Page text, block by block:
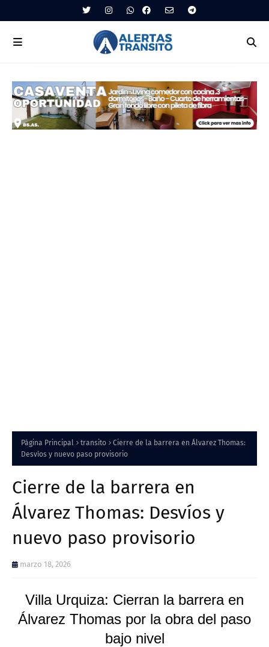
Página Principal transito
Cierre de la barrera en Álvarez Thomas:
Desvíos y nuevo paso provisorio
Cierre de la barrera en
Álvarez Thomas: Desvíos y
nuevo paso provisorio
marzo 18, 2026
Villa Urquiza: Cierran la barrera en
Álvarez Thomas por la obra del paso
bajo nivel